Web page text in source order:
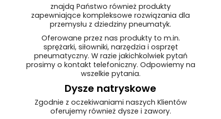
znajdą Państwo również produkty
zapewniające kompleksowe rozwiązania dla
przemysłu z dziedziny pneumatyk.
Oferowane przez nas produkty to m.in.
sprężarki, siłowniki, narzędzia i osprzęt
pneumatyczny. W razie jakichkolwiek pytań
prosimy o kontakt telefoniczny. Odpowiemy na
wszelkie pytania.
Dysze natryskowe
Zgodnie z oczekiwaniami naszych Klientów
oferujemy również dysze i zawory.